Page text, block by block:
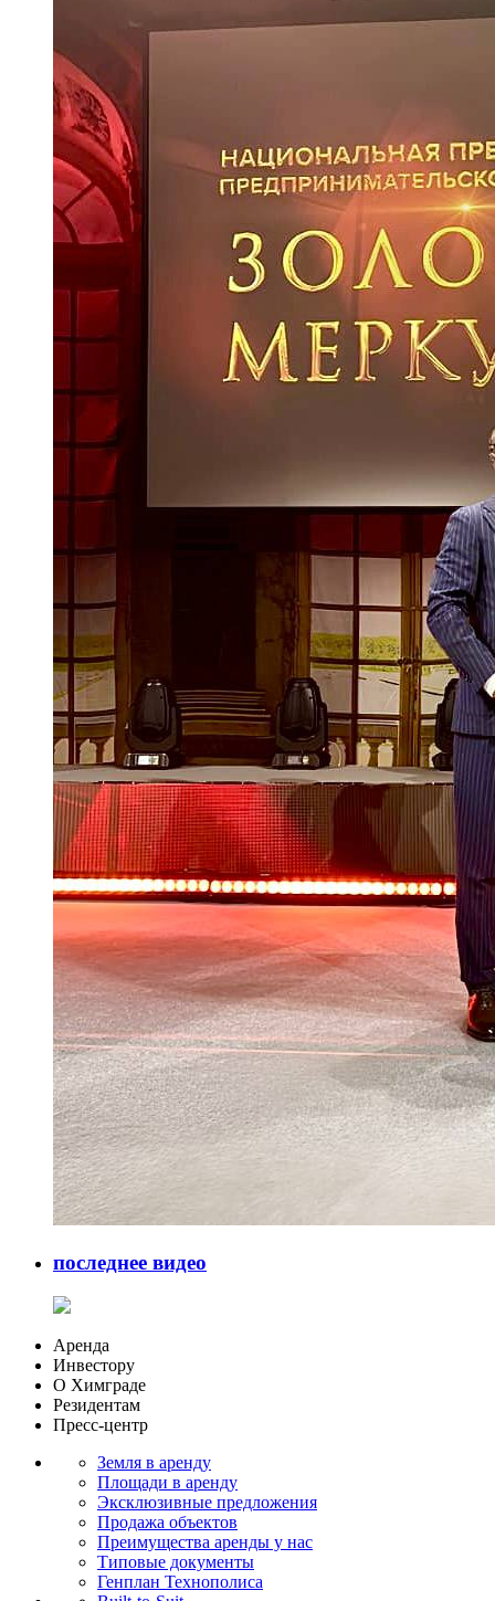
последнее видео
Аренда
Инвестору
О Химграде
Резидентам
Пресс-центр
Земля в аренду
Площади в аренду
Эксклюзивные предложения
Продажа объектов
Преимущества аренды у нас
Типовые документы
Генплан Технополиса